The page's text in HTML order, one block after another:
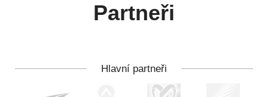
Partneři